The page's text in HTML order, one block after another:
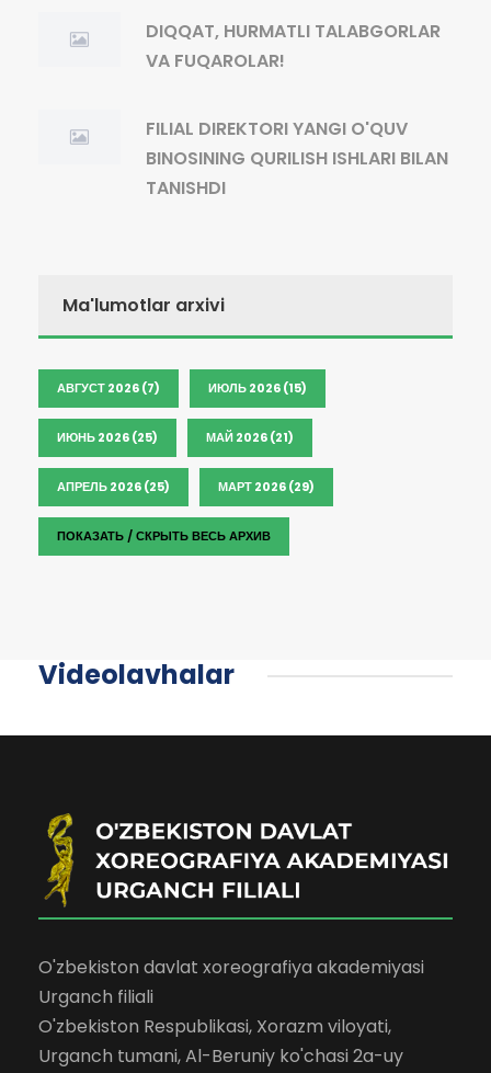
DIQQAT, HURMATLI TALABGORLAR
VA FUQAROLAR!
FILIAL DIREKTORI YANGI O'QUV
BINOSINING QURILISH ISHLARI BILAN
TANISHDI
Ma'lumotlar arxivi
АВГУСТ 2026 (7) ИЮЛЬ 2026 (15)
ИЮНЬ 2026 (25) МАЙ 2026 (21)
АПРЕЛЬ 2026 (25) МАРТ 2026 (29)
ПОКАЗАТЬ / СКРЫТЬ ВЕСЬ АРХИВ
Videolavhalar
O'zbekiston davlat xoreografiya akademiyasi
Urganch filiali
O'zbekiston Respublikasi, Xorazm viloyati,
Urganch tumani, Al-Beruniy ko'chasi 2a-uy